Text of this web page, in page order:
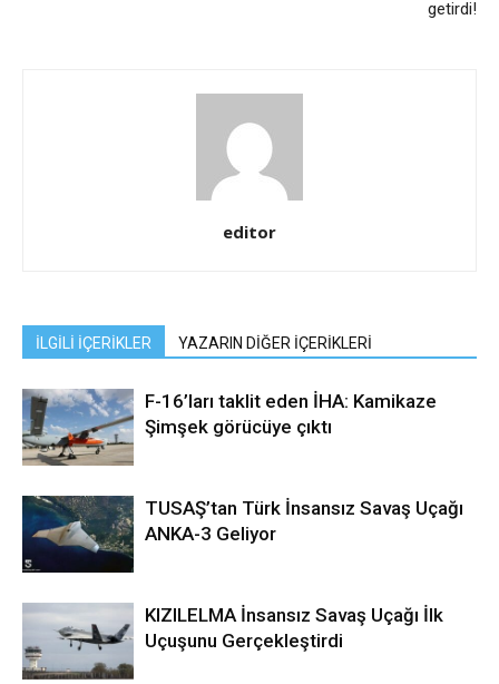
getirdi!
editor
İLGİLİ İÇERİKLER YAZARIN DİĞER İÇERİKLERİ
F-16’ları taklit eden İHA: Kamikaze
Şimşek görücüye çıktı
TUSAŞ’tan Türk İnsansız Savaş Uçağı
ANKA-3 Geliyor
KIZILELMA İnsansız Savaş Uçağı İlk
Uçuşunu Gerçekleştirdi